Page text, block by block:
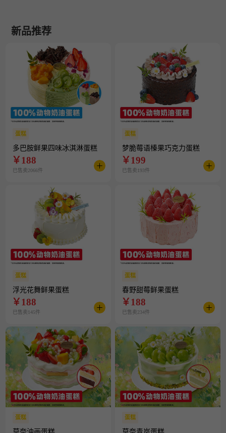
新品推荐
蛋糕
多巴胺鲜果四味冰淇淋蛋糕
￥188
已售卖2066件
蛋糕
梦脆莓语榛果巧克力蛋糕
￥199
已售卖193件
蛋糕
浮光花舞鲜果蛋糕
￥188
已售卖145件
蛋糕
春野甜莓鲜果蛋糕
￥188
已售卖234件
蛋糕 蛋糕